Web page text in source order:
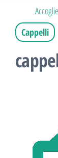
Cappelli